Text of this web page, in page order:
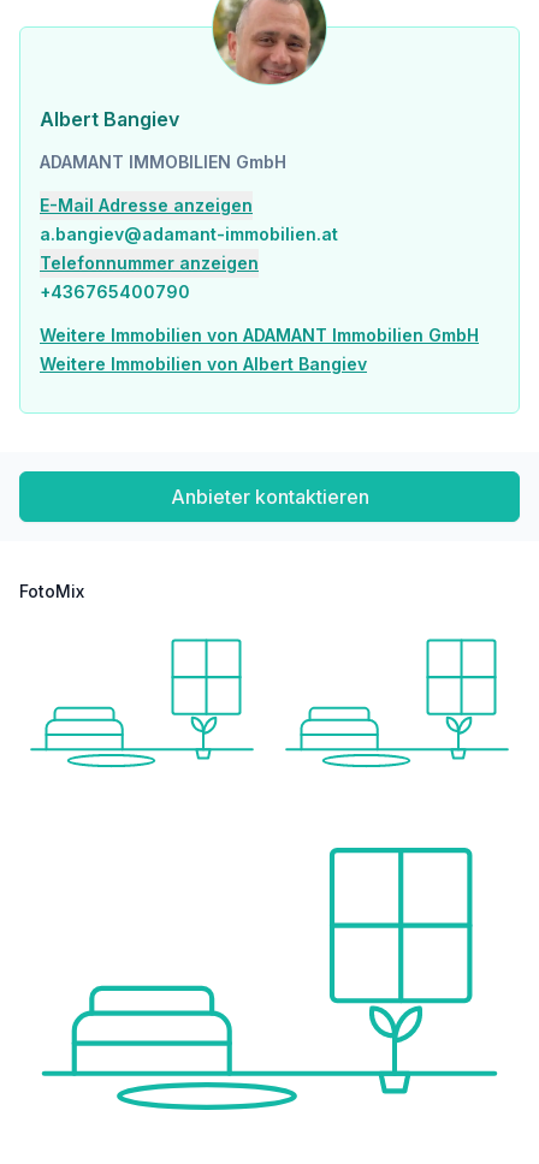
Kindergarten <500m
Höhere Schule <2.500m
Nahversorgung
Supermarkt <500m
Bäckerei <500m
Einkaufszentrum <1.500m
Sonstige
Geldautomat <500m
Post <500m
Verkehr
U-Bahn <500m
Autobahnanschluss <1.500m
Angaben Entfernung Luftlinie / Quelle: OpenStreetMap
Albert Bangiev
ADAMANT IMMOBILIEN GmbH
E-Mail Adresse anzeigen
a.bangiev@adamant-immobilien.at
Telefonnummer anzeigen
+436765400790
Weitere Immobilien von ADAMANT Immobilien GmbH
Weitere Immobilien von Albert Bangiev
Anbieter kontaktieren
FotoMix